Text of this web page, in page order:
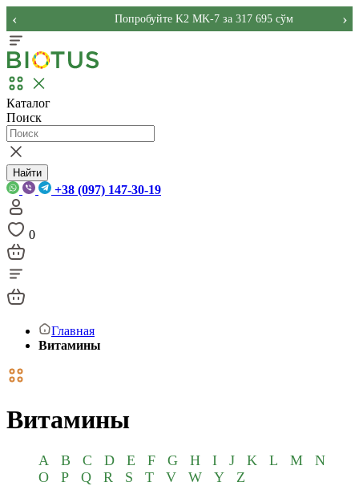
Попробуйте K2 MK-7 за 317 695 сўм
‹ ›
Каталог
Поиск
Найти
+38 (097) 147-30-19
0
Главная
Витамины
Витамины
A B C D E F G H I J K L M
N
O
P Q R S T V W Y
Z